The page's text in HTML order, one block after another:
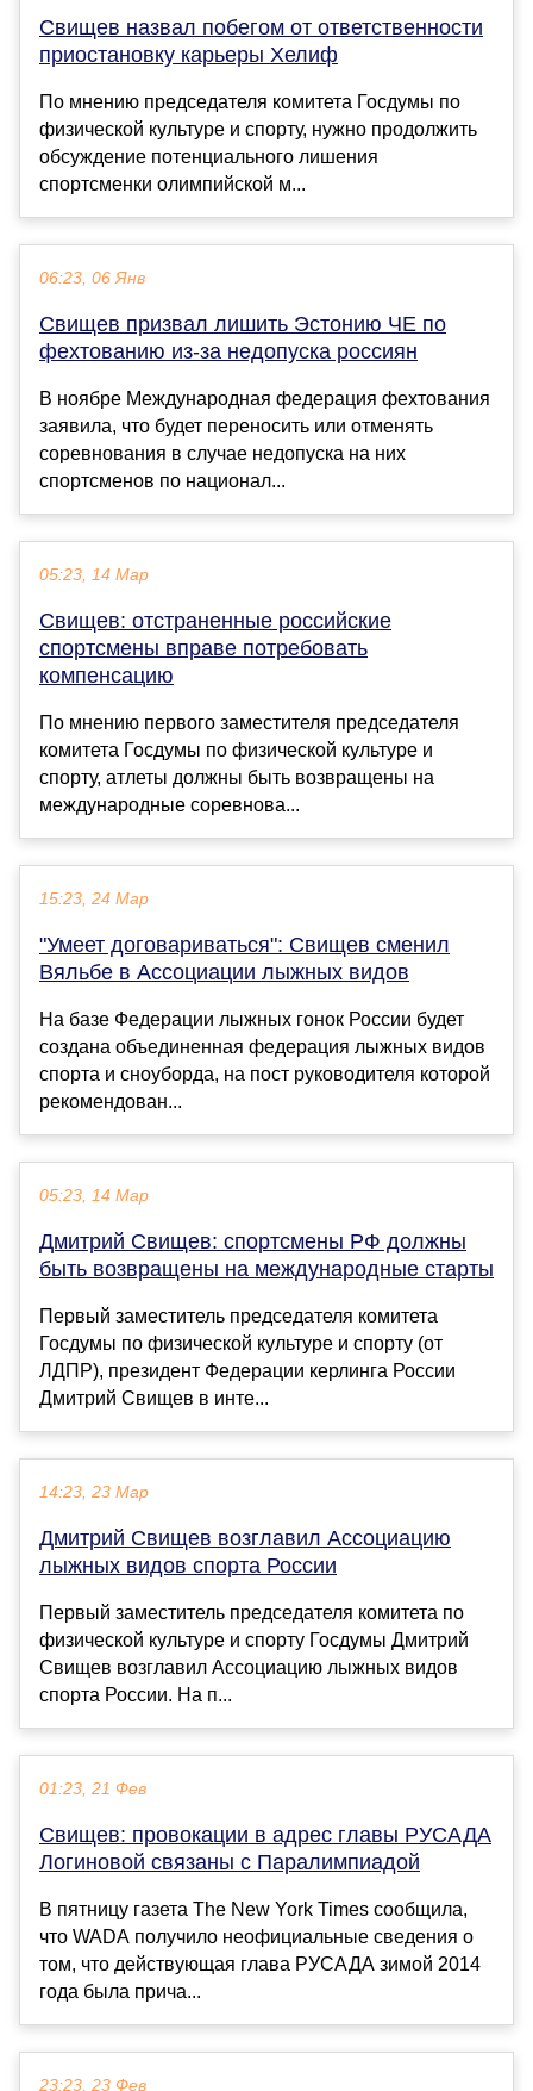
Свищев назвал побегом от ответственности
приостановку карьеры Хелиф
По мнению председателя комитета Госдумы по
физической культуре и спорту, нужно продолжить
обсуждение потенциального лишения
спортсменки олимпийской м...
06:23, 06 Янв
Свищев призвал лишить Эстонию ЧЕ по
фехтованию из-за недопуска россиян
В ноябре Международная федерация фехтования
заявила, что будет переносить или отменять
соревнования в случае недопуска на них
спортсменов по национал...
05:23, 14 Мар
Свищев: отстраненные российские
спортсмены вправе потребовать
компенсацию
По мнению первого заместителя председателя
комитета Госдумы по физической культуре и
спорту, атлеты должны быть возвращены на
международные соревнова...
15:23, 24 Мар
"Умеет договариваться": Свищев сменил
Вяльбе в Ассоциации лыжных видов
На базе Федерации лыжных гонок России будет
создана объединенная федерация лыжных видов
спорта и сноуборда, на пост руководителя которой
рекомендован...
05:23, 14 Мар
Дмитрий Свищев: спортсмены РФ должны
быть возвращены на международные старты
Первый заместитель председателя комитета
Госдумы по физической культуре и спорту (от
ЛДПР), президент Федерации керлинга России
Дмитрий Свищев в инте...
14:23, 23 Мар
Дмитрий Свищев возглавил Ассоциацию
лыжных видов спорта России
Первый заместитель председателя комитета по
физической культуре и спорту Госдумы Дмитрий
Свищев возглавил Ассоциацию лыжных видов
спорта России. На п...
01:23, 21 Фев
Свищев: провокации в адрес главы РУСАДА
Логиновой связаны с Паралимпиадой
В пятницу газета The New York Times сообщила,
что WADA получило неофициальные сведения о
том, что действующая глава РУСАДА зимой 2014
года была прича...
23:23, 23 Фев